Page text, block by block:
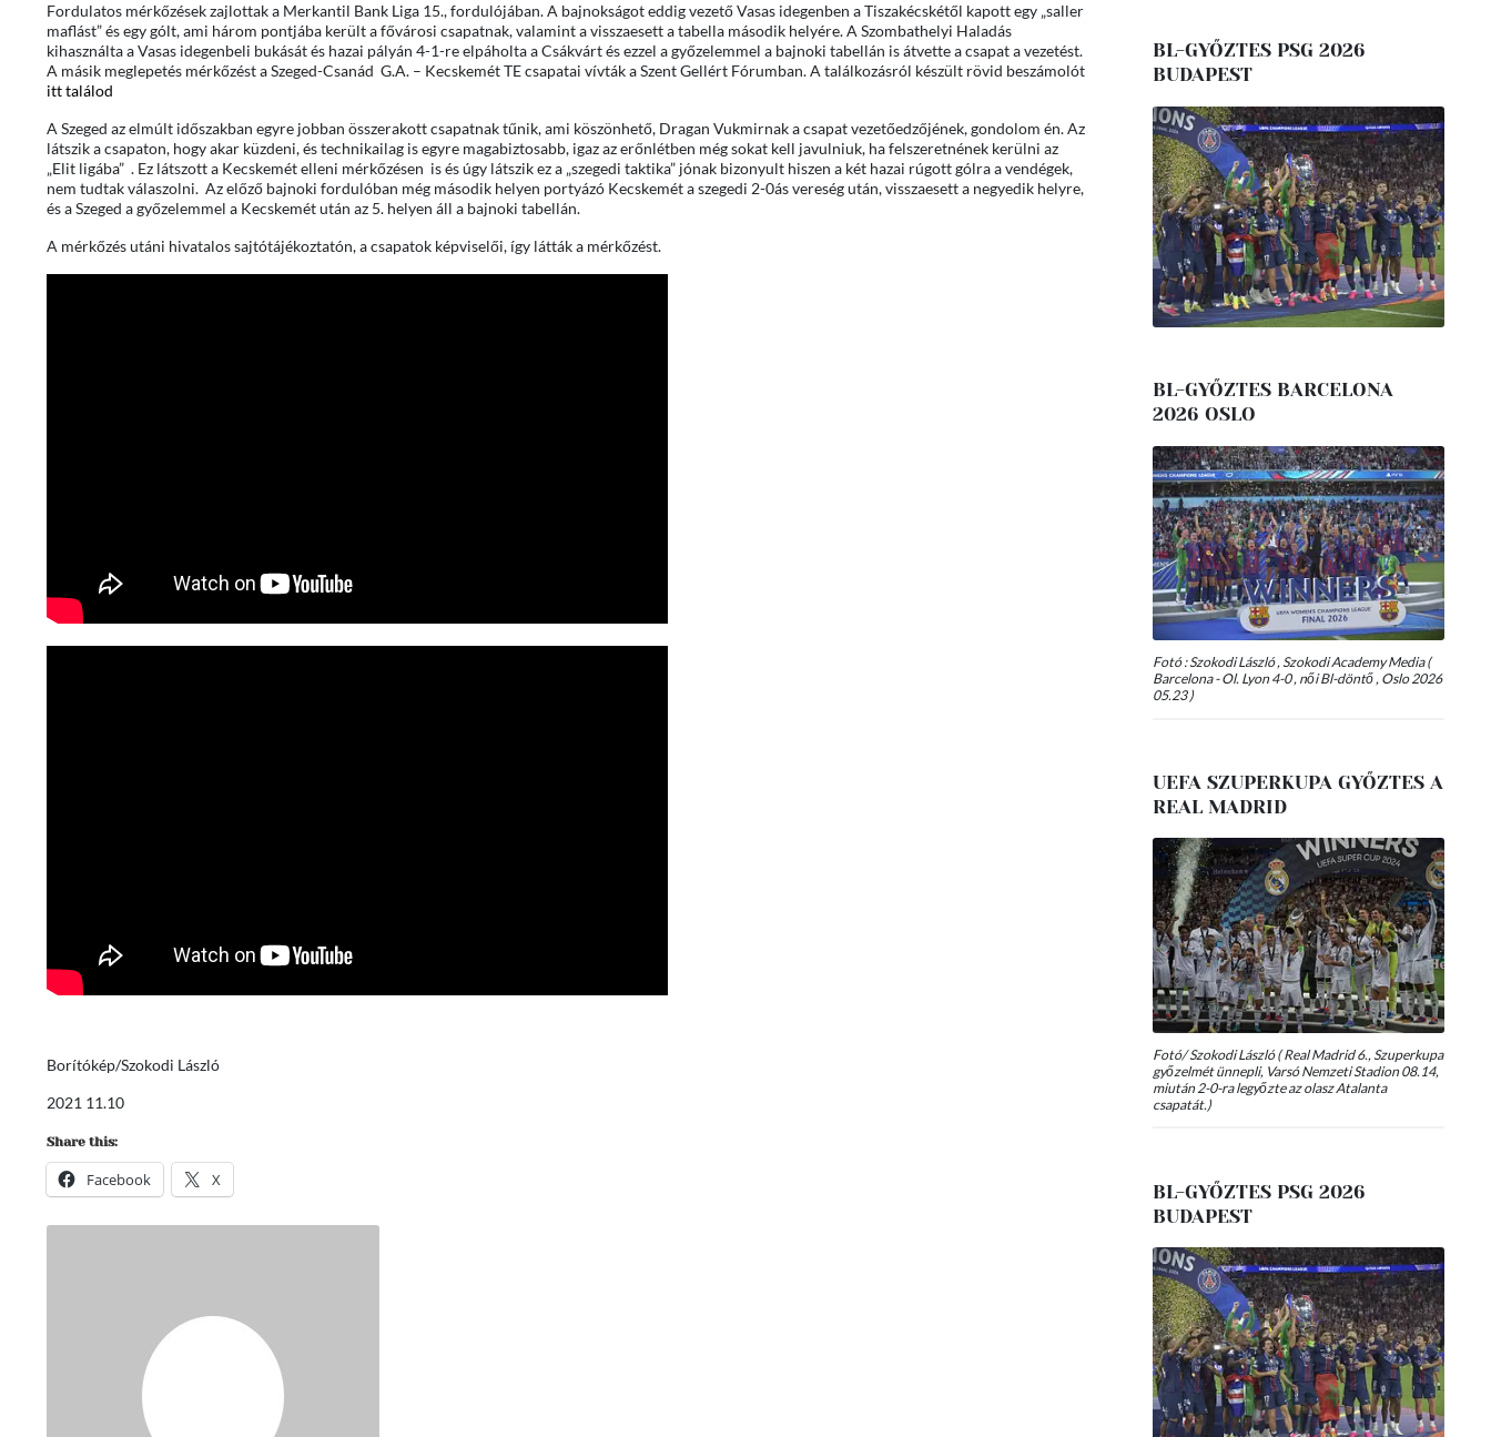
Fordulatos mérkőzések zajlottak a Merkantil Bank Liga 15., fordulójában. A bajnokságot eddig vezető Vasas idegenben a Tiszakécskétől kapott egy „saller
maflást” és egy gólt, ami három pontjába került a fővárosi csapatnak, valamint a visszaesett a tabella második helyére. A Szombathelyi Haladás
kihasználta a Vasas idegenbeli bukását és hazai pályán 4-1-re elpáholta a Csákvárt és ezzel a győzelemmel a bajnoki tabellán is átvette a csapat a vezetést.
A másik meglepetés mérkőzést a Szeged-Csanád G.A. – Kecskemét TE csapatai vívták a Szent Gellért Fórumban. A találkozásról készült rövid beszámolót
itt találod
A Szeged az elmúlt időszakban egyre jobban összerakott csapatnak tűnik, ami köszönhető, Dragan Vukmirnak a csapat vezetőedzőjének, gondolom én. Az
látszik a csapaton, hogy akar küzdeni, és technikailag is egyre magabiztosabb, igaz az erőnlétben még sokat kell javulniuk, ha felszeretnének kerülni az
„Elit ligába” . Ez látszott a Kecskemét elleni mérkőzésen is és úgy látszik ez a „szegedi taktika” jónak bizonyult hiszen a két hazai rúgott gólra a vendégek,
nem tudtak válaszolni. Az előző bajnoki fordulóban még második helyen portyázó Kecskemét a szegedi 2-0ás vereség után, visszaesett a negyedik helyre,
és a Szeged a győzelemmel a Kecskemét után az 5. helyen áll a bajnoki tabellán.
A mérkőzés utáni hivatalos sajtótájékoztatón, a csapatok képviselői, így látták a mérkőzést.
Borítókép/Szokodi László
2021 11.10
Share this:
Facebook X
BL-GYŐZTES PSG 2026
BUDAPEST
BL-GYŐZTES BARCELONA
2026 OSLO
Fotó : Szokodi László , Szokodi Academy Media (
Barcelona - Ol. Lyon 4-0 , női Bl-döntő , Oslo 2026
05.23 )
UEFA SZUPERKUPA GYŐZTES A
REAL MADRID
Fotó/ Szokodi László ( Real Madrid 6., Szuperkupa
győzelmét ünnepli, Varsó Nemzeti Stadion 08.14,
miután 2-0-ra legyőzte az olasz Atalanta
csapatát.)
BL-GYŐZTES PSG 2026
BUDAPEST